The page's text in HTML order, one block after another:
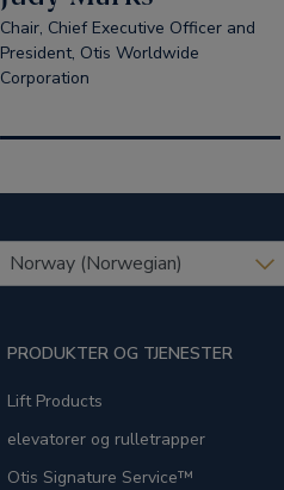
Chair, Chief Executive Officer and
President, Otis Worldwide
Corporation
United States (EN)
PRODUKTER OG TJENESTER
Lift Products
elevatorer og rulletrapper
Otis Signature Service™